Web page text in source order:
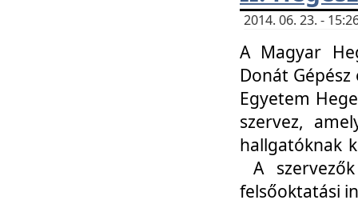
2014. 06. 23. -
A Magyar
Donát
Egyetem
szervez,
hallgatóknak
A
felsőoktatási